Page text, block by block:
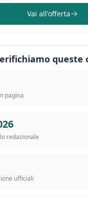
Vai all'offerta
queste
pagina
redazionale
ufficiali